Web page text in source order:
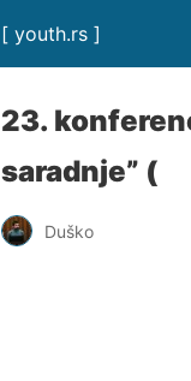
[ youth.rs ]
23.
saradnje” (
Duško